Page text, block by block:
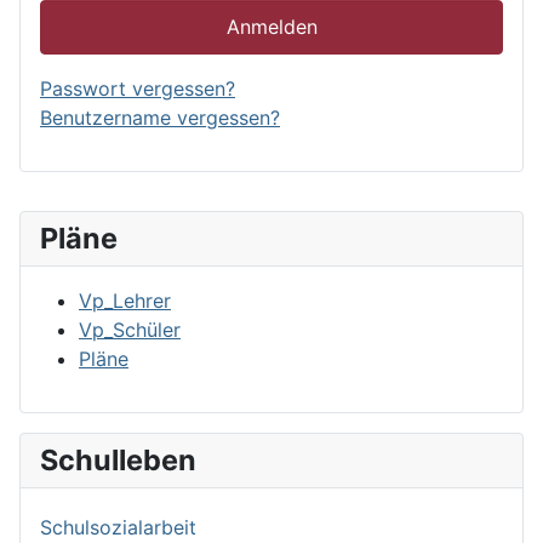
Pläne
Vp_Lehrer
Vp_Schüler
Pläne
Schulleben
Schulsozialarbeit
Anmelden
Passwort vergessen?
Benutzername vergessen?